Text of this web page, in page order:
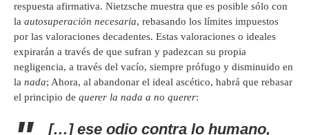
respuesta afirmativa. Nietzsche muestra que es posible sólo con
la autosuperación necesaria, rebasando los límites impuestos
por las valoraciones decadentes. Estas valoraciones o ideales
expirarán a través de que sufran y padezcan su propia
negligencia, a través del vacío, siempre prófugo y disminuido en
la nada; Ahora, al abandonar el ideal ascético, habrá que rebasar
el principio de querer la nada a no querer:
[…] ese odio contra lo humano,